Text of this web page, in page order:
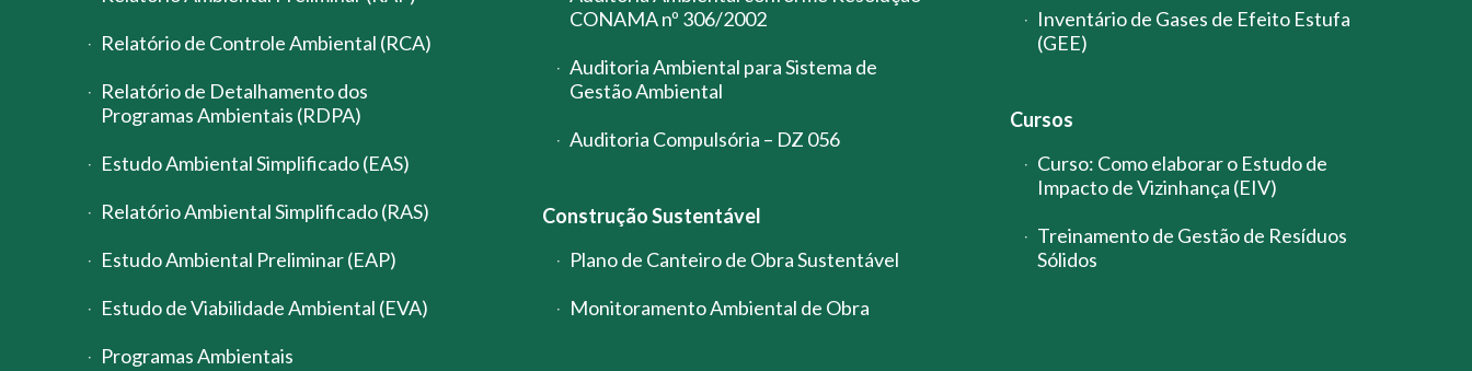
Relatório de Controle Ambiental (RCA)
Relatório de Detalhamento dos
Programas Ambientais (RDPA)
Estudo Ambiental Simplificado (EAS)
Relatório Ambiental Simplificado (RAS)
Estudo Ambiental Preliminar (EAP)
Estudo de Viabilidade Ambiental (EVA)
Programas Ambientais
CONAMA nº 306/2002
Auditoria Ambiental para Sistema de
Gestão Ambiental
Auditoria Compulsória – DZ 056
Construção Sustentável
Plano de Canteiro de Obra Sustentável
Monitoramento Ambiental de Obra
Inventário de Gases de Efeito Estufa
(GEE)
Cursos
Curso: Como elaborar o Estudo de
Impacto de Vizinhança (EIV)
Treinamento de Gestão de Resíduos
Sólidos